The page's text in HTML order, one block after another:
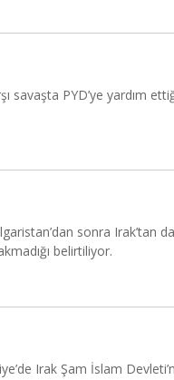
savaşta PYD’ye yardım
sonra Irak’tan
belirtiliyor.
Irak Şam İslam